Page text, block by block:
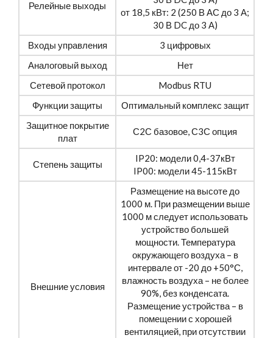
Релейные выходы
от 18,5 кВт: 2 (250 В АС до 3 А;
30 В DC до 3 А)
Входы управления
3 цифровых
Аналоговый выход
Нет
Сетевой протокол
Modbus RTU
Функции защиты
Оптимальный комплекс защит
Защитное покрытие
плат
С2С базовое, С3С опция
Степень защиты
IP20: модели 0,4-37кВт
IP00: модели 45-115кВт
Внешние условия
Размещение на высоте до
1000 м. При размещении выше
1000 м следует использовать
устройство большей
мощности. Температура
окружающего воздуха – в
интервале от -20 до +50°С,
влажность воздуха – не более
90%, без конденсата.
Размещение устройства – в
помещении с хорошей
вентиляцией, при отсутствии